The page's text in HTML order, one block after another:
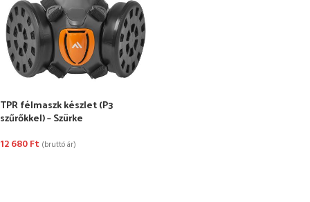
TPR félmaszk készlet (P3
szűrőkkel) – Szürke
12 680Ft (bruttó ár)